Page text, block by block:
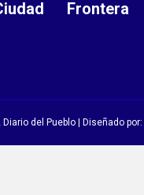
Frontera
del Pueblo | Diseñado por: